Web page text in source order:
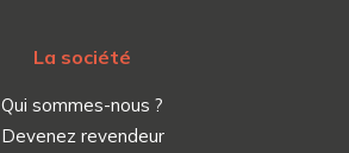
La société
Qui sommes-nous ?
Devenez revendeur